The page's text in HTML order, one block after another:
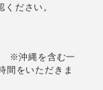
ださい。
※沖縄を含む一
間をいただきま